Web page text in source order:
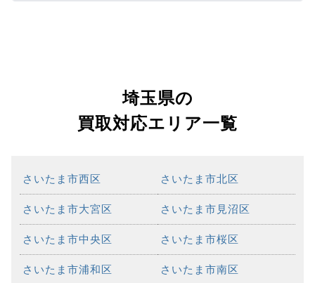
埼玉県の
買取対応エリア一覧
さいたま市西区 さいたま市北区
さいたま市大宮区 さいたま市見沼区
さいたま市中央区 さいたま市桜区
さいたま市浦和区 さいたま市南区